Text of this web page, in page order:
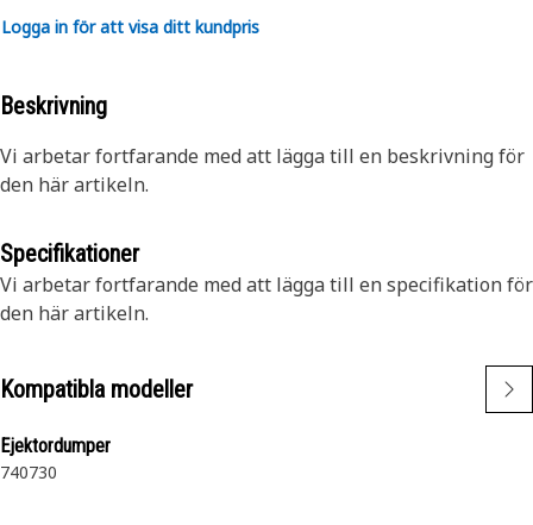
Logga in för att visa ditt kundpris
Beskrivning
Vi arbetar fortfarande med att lägga till en beskrivning för
den här artikeln.
Specifikationer
Vi arbetar fortfarande med att lägga till en specifikation för
den här artikeln.
Kompatibla modeller
Ejektordumper
740730